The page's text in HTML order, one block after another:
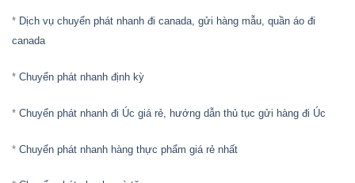
* Dịch vụ chuyển phát nhanh đi canada, gửi hàng mẫu, quần áo đi
canada
* Chuyển phát nhanh định kỳ
* Chuyển phát nhanh đi Úc giá rẻ, hướng dẫn thủ tục gửi hàng đi Úc
* Chuyển phát nhanh hàng thực phẩm giá rẻ nhất